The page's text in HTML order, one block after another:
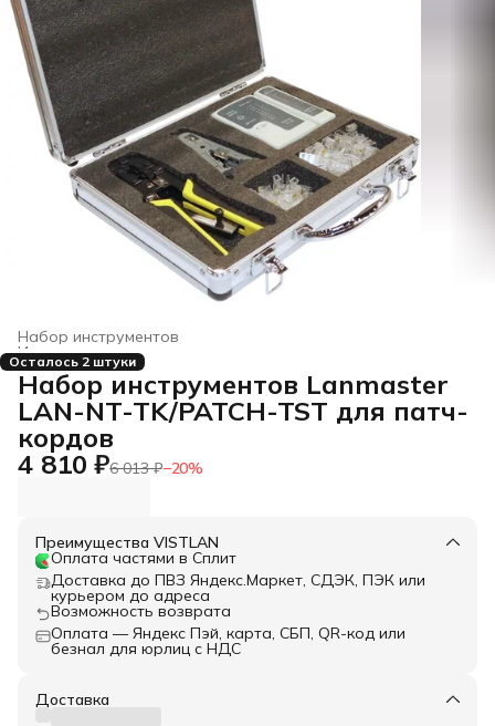
Набор инструментов
Инструменты для ремонта и строительства
Строительство и ремонт
Главная ›
Осталось 2 штуки
Набор инструментов Lanmaster
LAN-NT-TK/PATCH-TST для патч-
кордов
4 810 ₽6 013 ₽−20%
Преимущества VISTLAN
Оплата частями в Сплит
Доставка до ПВЗ Яндекс.Маркет, СДЭК, ПЭК или
курьером до адреса
Возможность возврата
Оплата — Яндекс Пэй, карта, СБП, QR-код или
безнал для юрлиц с НДС
Доставка